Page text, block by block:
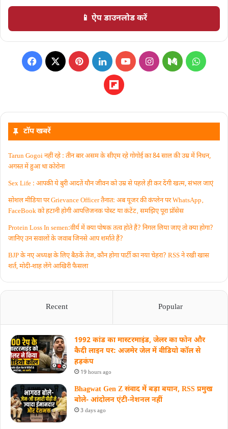
📱 ऐप डाउनलोड करें
टॉप खबरें
Tarun Gogoi नहीं रहे : तीन बार असम के सीएम रहे गोगोई का 84 साल की उम्र में निधन,
अगस्त में हुआ था कोरोना
Sex Life : आपकी ये बुरी आदतें याैन जीवन को उम्र से पहले ही कर देंगी खत्म, संभल जाएं
सोशल मीडिया पर Grievance Officer तैनात: अब यूजर की कंप्लेन पर WhatsApp‚
FaceBook को हटानी होगी आपत्तिजनक पोस्ट या कंटेंट‚ समझिए पूरा प्रॉसेस
Protein Loss In semen:वीर्य में क्या पोषक तत्व होते हैं? निगल लिया जाए तो क्या होगा?
जानिए उन सवालों के जवाब जिनसे आप शर्माते हैं?
BJP के नए अध्यक्ष के लिए बैठकें तेज, कौन होगा पार्टी का नया चेहरा? RSS ने रखी खास
शर्त, मोदी-शाह लेंगे आखिरी फैसला
Recent Popular
1992 कांड का मास्टरमाइंड, जेलर का फोन और
कैदी लाइन पर: अजमेर जेल में वीडियो कॉल से
हड़कंप
19 hours ago
Bhagwat Gen Z संवाद में बड़ा बयान, RSS प्रमुख
बोले- आंदोलन एंटी-नेशनल नहीं
3 days ago